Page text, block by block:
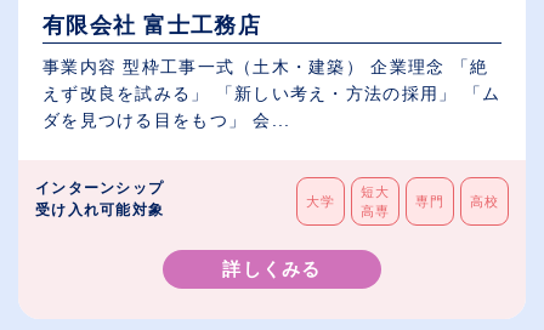
有限会社 富士工務店
事業内容 型枠工事一式（土木・建築） 企業理念 「絶
えず改良を試みる」 「新しい考え・方法の採用」 「ム
ダを見つける目をもつ」 会...
インターンシップ
受け入れ可能対象
大学
短大
高専
専門 高校
詳しくみる